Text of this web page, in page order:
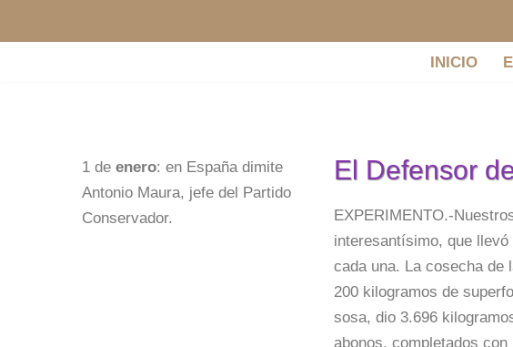
INICIO
1 de enero: en España dimite
Antonio Maura, jefe del Partido
Conservador.
El Defensor
EXPERIMENTO.-
interesantísimo, que
cada una. La cosecha de
200 kilogramos de
sosa, dio 3.696
abonos, completados